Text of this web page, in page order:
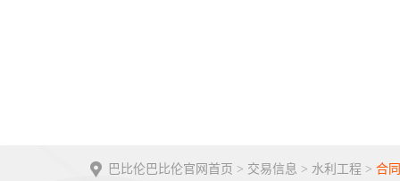
巴比伦巴比伦官网首页 > 交易信息 > 水利工程 > 合